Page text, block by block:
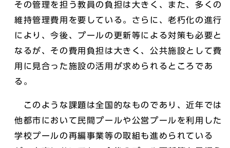
その管理を担う教員の負担は大きく、また、多くの
維持管理費用を要している。さらに、老朽化の進行
により、今後、プールの更新等による対策も必要と
なるが、その費用負担は大きく、公共施設として費
用に見合った施設の活用が求められるところであ
る。
このような課題は全国的なものであり、近年では
他都市において民間プールや公営プールを利用した
学校プールの再編事業等の取組も進められている